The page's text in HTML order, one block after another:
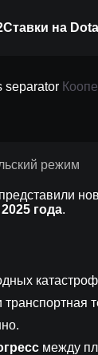
Ставки на
представили
года.
между